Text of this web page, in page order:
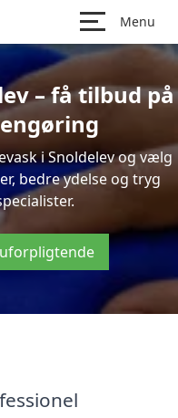
Menu
– få tilbud på
i Snoldelev og vælg
bedre ydelse og tryg